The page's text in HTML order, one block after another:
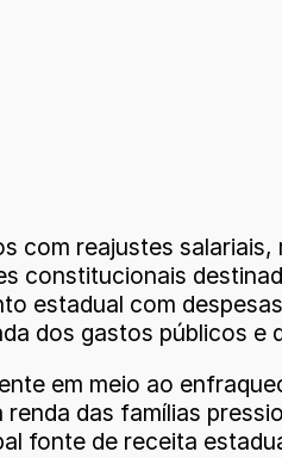
com reajustes
constitucionais
estadual com
dos gastos públicos e
em meio ao
das famílias
fonte de receita